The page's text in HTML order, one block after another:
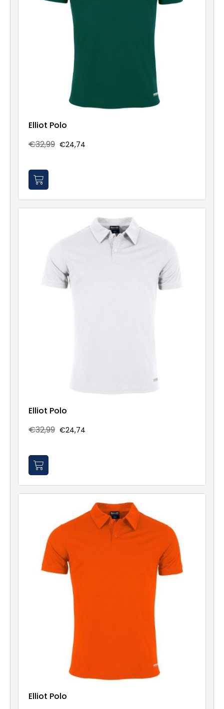
Elliot Polo
€32,99 €24,74
Elliot Polo
€32,99 €24,74
Elliot Polo